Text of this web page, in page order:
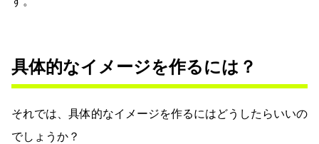
具体的なイメージを作るには？
それでは、具体的なイメージを作るにはどうしたらいいの
でしょうか？